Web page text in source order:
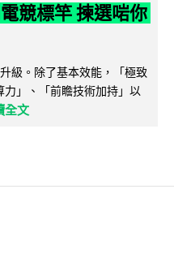
競標竿 揀選啱你
級。除了基本效能，「極致
」、「前瞻技術加持」以
全文